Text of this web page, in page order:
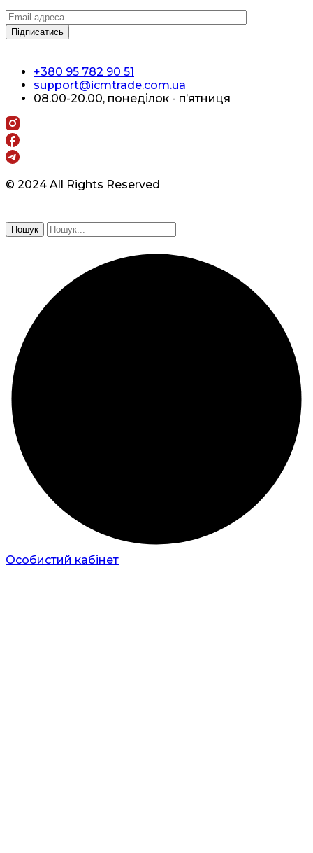
+380 95 782 90 51
support@icmtrade.com.ua
08.00-20.00, понеділок - п’ятниця
© 2024 All Rights Reserved
Пошук
Особистий кабінет